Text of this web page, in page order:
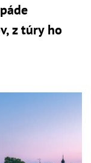
z túry ho